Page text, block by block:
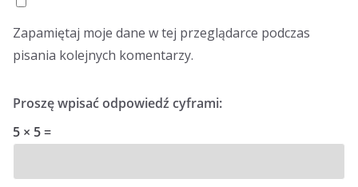
Zapamiętaj moje dane w tej przeglądarce podczas
pisania kolejnych komentarzy.
Proszę wpisać odpowiedź cyframi:
5 × 5 =